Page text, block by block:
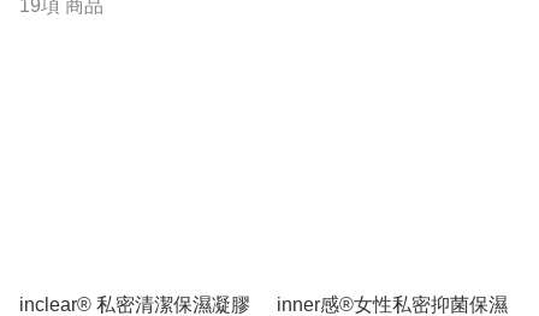
19項 商品
inclear®️ 私密清潔保濕凝膠
inner感®️女性私密抑菌保濕